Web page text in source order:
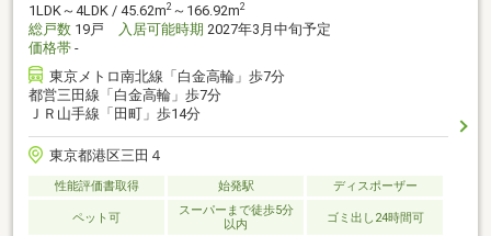
1LDK～4LDK / 45.62m2 ～166.92m2
総戸数 19戸 入居可能時期 2027年3月中旬予定
価格帯 -
東京メトロ南北線「白金高輪」歩7分
都営三田線「白金高輪」歩7分
ＪＲ山手線「田町」歩14分
東京都港区三田４
性能評価書取得 始発駅 ディスポーザー
ペット可
スーパーまで徒歩5分
以内
ゴミ出し24時間可